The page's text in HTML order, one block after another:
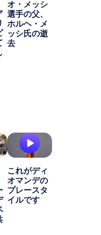
オ・メッシ
選手の父、
ホルヘ・メ
ッシ氏の逝
去
これがディ
オマンデの
プレースタ
イルです